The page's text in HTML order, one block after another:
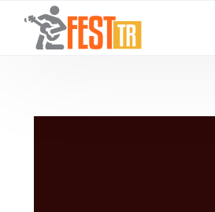
Ana içeriğe atla